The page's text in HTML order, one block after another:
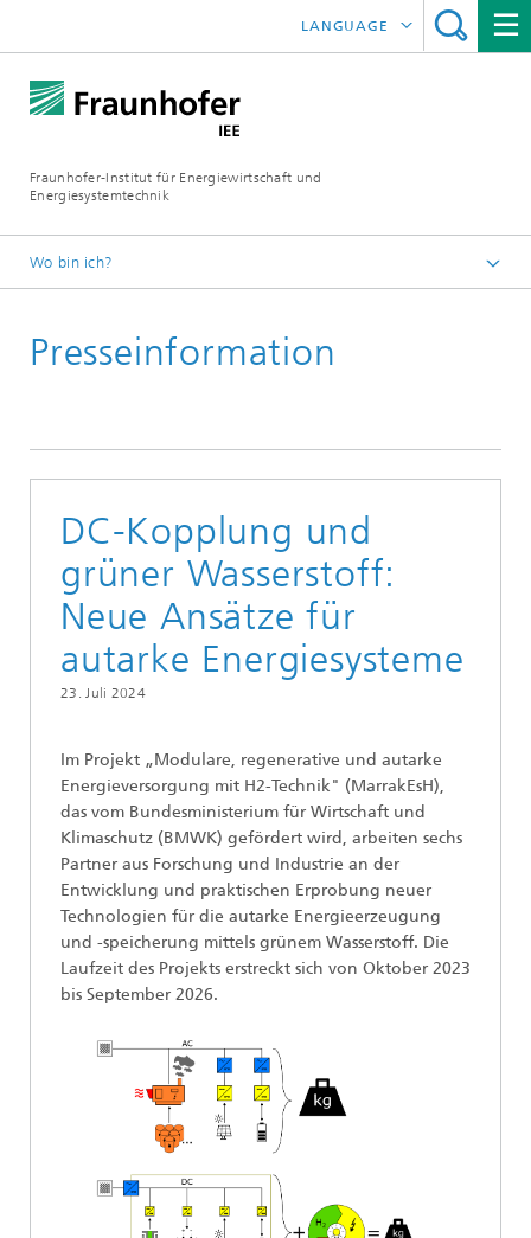
Fraunhofer-Institut für Energiewirtschaft und
Energiesystemtechnik
LANGUAGE
Wo bin ich?
Presseinformation
DC-Kopplung und
grüner Wasserstoff:
Neue Ansätze für
autarke Energiesysteme
23. Juli 2024
Im Projekt „Modulare, regenerative und autarke
Energieversorgung mit H2-Technik" (MarrakEsH),
das vom Bundesministerium für Wirtschaft und
Klimaschutz (BMWK) gefördert wird, arbeiten sechs
Partner aus Forschung und Industrie an der
Entwicklung und praktischen Erprobung neuer
Technologien für die autarke Energieerzeugung
und -speicherung mittels grünem Wasserstoff. Die
Laufzeit des Projekts erstreckt sich von Oktober 2023
bis September 2026.